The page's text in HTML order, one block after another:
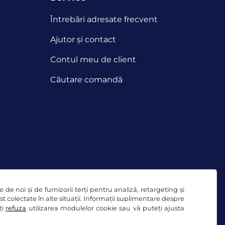
de noi și de furnizorii terți pentru analiză, retargeting și
colectate în alte situații. Informații suplimentare despre
refuza utilizarea modulelor cookie sau vă puteți ajusta
Întrebări adresate frecvent
Ajutor și contact
Contul meu de client
Căutare comandă